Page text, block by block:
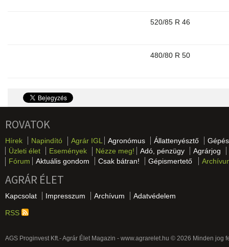
520/85 R 46
480/80 R 50
ROVATOK
Hírek Napindító Agrár IGL Agronómus Állattenyésztő
Üzleti élet
Események Nézze meg! Adó, pénzügy
Agrárjog
Fórum
Aktuális gondom Csak bátran! Gépismertető
AGRÁR ÉLET
Kapcsolat Impresszum Archívum Adatvédelem
RSS
AGS Proginvest Kft.- Agrár Élet Magazin - www.agrarelet.hu © 2026 Minden jog